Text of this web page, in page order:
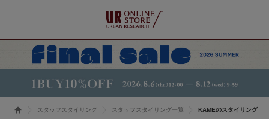
スタッフスタイリング スタッフスタイリング一覧 KAMEのスタイリング